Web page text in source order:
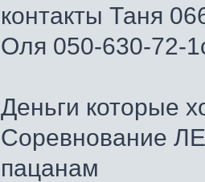
контакты Таня
Оля 050-630-72-
Деньги которые
Соревнование
пацанам